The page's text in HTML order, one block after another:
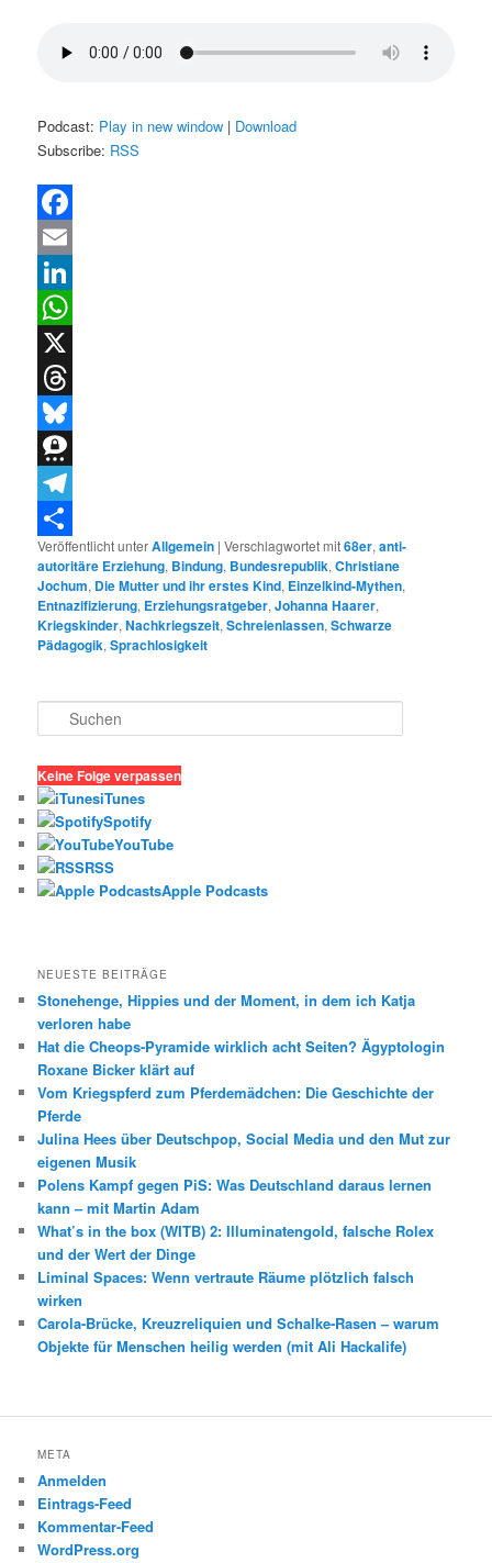
Podcast: Play in new window | Download
Subscribe: RSS
Facebook
Email
LinkedIn
WhatsApp
X
Threads
Bluesky
Threema
Telegram
Teilen
Veröffentlicht unterAllgemein |Verschlagwortet mit68er,anti-
autoritäre Erziehung, Bindung, Bundesrepublik,Christiane
Jochum, Die Mutter und ihr erstes Kind, Einzelkind-Mythen,
Entnazifizierung, Erziehungsratgeber,Johanna Haarer,
Kriegskinder,Nachkriegszeit,Schreienlassen,Schwarze
Pädagogik,Sprachlosigkeit
u
h
e
n
Keine Folge verpassen
iTunes
Spotify
YouTube
RSS
Apple Podcasts
NEUESTE BEITRÄGE
Stonehenge, Hippies und der Moment, in dem ich Katja
verloren habe
Hat die Cheops-Pyramide wirklich acht Seiten? Ägyptologin
Roxane Bicker klärt auf
Vom Kriegspferd zum Pferdemädchen: Die Geschichte der
Pferde
Julina Hees über Deutschpop, Social Media und den Mut zur
eigenen Musik
Polens Kampf gegen PiS: Was Deutschland daraus lernen
kann – mit Martin Adam
What’s in the box (WITB) 2: Illuminatengold, falsche Rolex
und der Wert der Dinge
Liminal Spaces: Wenn vertraute Räume plötzlich falsch
wirken
Carola-Brücke, Kreuzreliquien und Schalke-Rasen – warum
Objekte für Menschen heilig werden (mit Ali Hackalife)
META
Anmelden
Eintrags-Feed
Kommentar-Feed
WordPress.org